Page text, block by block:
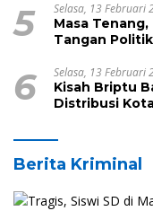
5 Selasa, 13 Februari
Masa
Tangan
6 Selasa, 13 Februari
Kisah Briptu Bayu
Distribusi Kotak
Berita Kriminal